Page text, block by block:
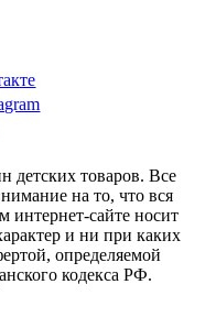
детских товаров. Все
на то, что вся
сайте носит
и ни при каких
определяемой
кодекса РФ.